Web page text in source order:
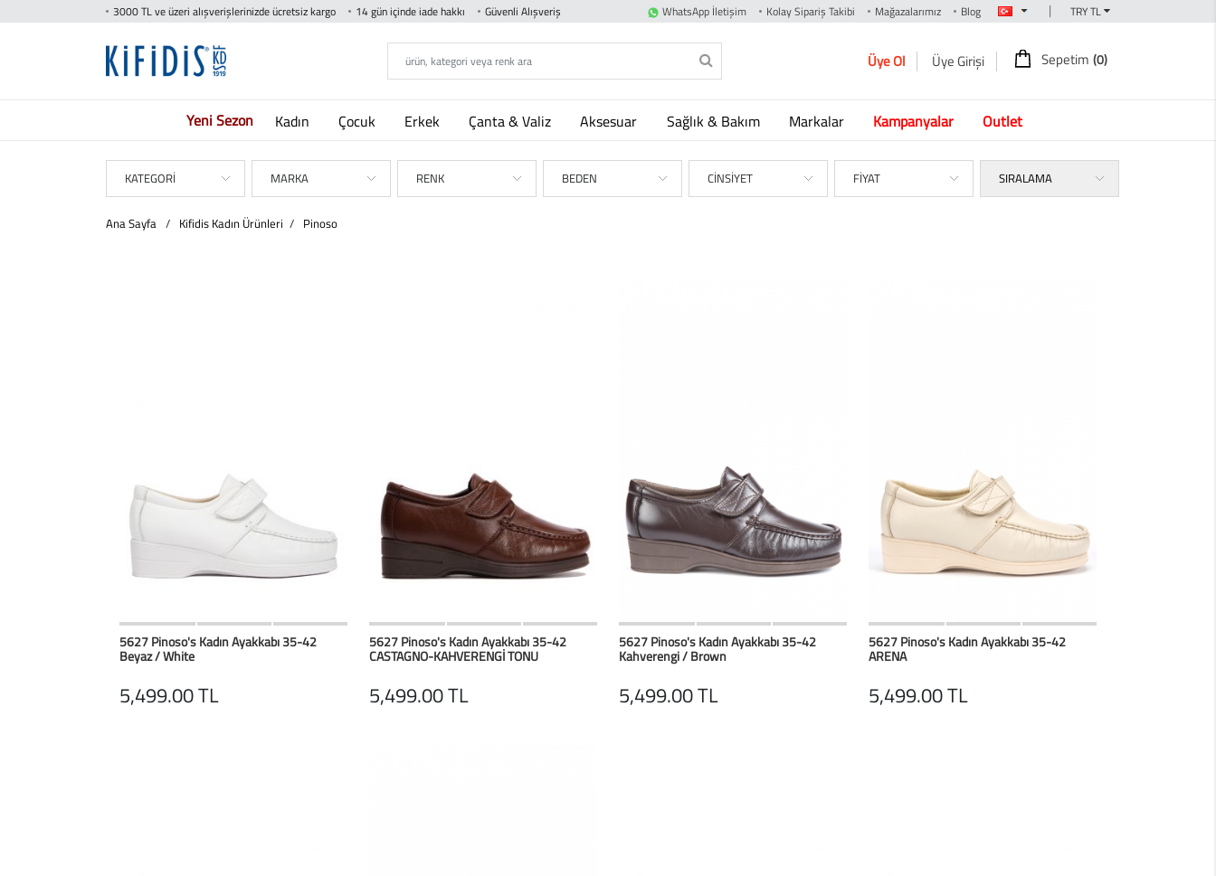
3000 TL ve üzeri alışverişlerinizde ücretsiz kargo 14 gün içinde iade hakkı Güvenli Alışveriş WhatsApp İletişim Kolay Sipariş Takibi Mağazalarımız Blog |
Üye Ol Üye Girişi Sepetim (0)
Yeni Sezon Kadın Çocuk Erkek Çanta & Valiz Aksesuar Sağlık & Bakım Markalar Kampanyalar Outlet
KATEGORİ MARKA RENK BEDEN CİNSİYET FİYAT SIRALAMA
Ana Sayfa / Kifidis Kadın Ürünleri / Pinoso
HIZLI BAK Favorilerim
5627 Pinoso's Kadın Ayakkabı 35-42
Beyaz / White
5,499.00 TL
HIZLI BAK Favorilerim
5627 Pinoso's Kadın Ayakkabı 35-42
CASTAGNO-KAHVERENGİ TONU
5,499.00 TL
HIZLI BAK Favorilerim
5627 Pinoso's Kadın Ayakkabı 35-42
Kahverengi / Brown
5,499.00 TL
HIZLI BAK Favorilerim
5627 Pinoso's Kadın Ayakkabı 35-42
ARENA
5,499.00 TL